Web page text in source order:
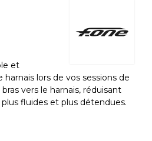
et
lors de vos sessions de
vers le harnais, réduisant
fluides et plus détendues.